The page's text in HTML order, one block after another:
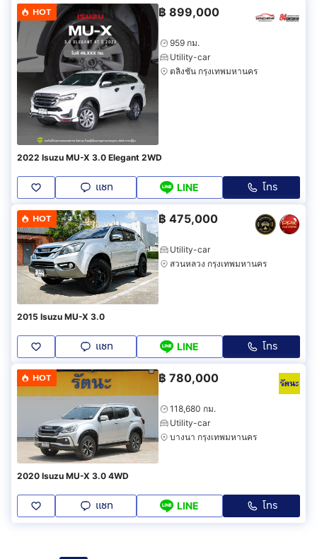
HOT ฿ 899,000
959 กม.
Utility-car
ตลิ่งชัน กรุงเทพมหานคร
2022 Isuzu MU-X 3.0 Elegant 2WD
แชท LINE โทร
HOT ฿ 475,000
Utility-car
สวนหลวง กรุงเทพมหานคร
2015 Isuzu MU-X 3.0
แชท LINE โทร
HOT ฿ 780,000
118,680 กม.
Utility-car
บางนา กรุงเทพมหานคร
2020 Isuzu MU-X 3.0 4WD
แชท LINE โทร